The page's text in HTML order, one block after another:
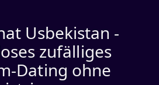
Usbekistan -
zufälliges
Dating ohne